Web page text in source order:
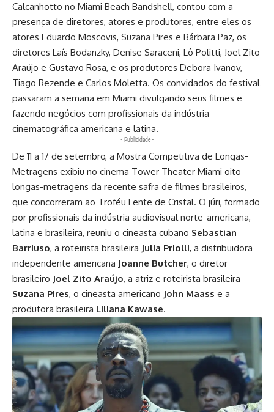
Calcanhotto no Miami Beach Bandshell, contou com a
presença de diretores, atores e produtores, entre eles os
atores Eduardo Moscovis, Suzana Pires e Bárbara Paz, os
diretores Laís Bodanzky, Denise Saraceni, Lô Politti, Joel Zito
Araújo e Gustavo Rosa, e os produtores Debora Ivanov,
Tiago Rezende e Carlos Moletta. Os convidados do festival
passaram a semana em Miami divulgando seus filmes e
fazendo negócios com profissionais da indústria
cinematográfica americana e latina.
- Publicidade -
De 11 a 17 de setembro, a Mostra Competitiva de Longas-
Metragens exibiu no cinema Tower Theater Miami oito
longas-metragens da recente safra de filmes brasileiros,
que concorreram ao Troféu Lente de Cristal. O júri, formado
por profissionais da indústria audiovisual norte-americana,
latina e brasileira, reuniu o cineasta cubano Sebastian
Barriuso, a roteirista brasileira Julia Priolli, a distribuidora
independente americana Joanne Butcher, o diretor
brasileiro Joel Zito Araújo, a atriz e roteirista brasileira
Suzana Pires, o cineasta americano John Maass e a
produtora brasileira Liliana Kawase.